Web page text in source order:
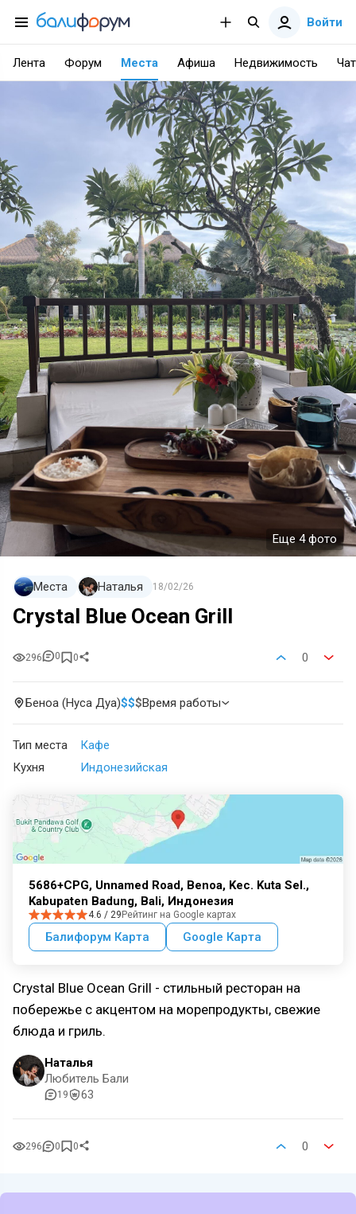
Войти
Лента Форум Места Афиша Недвижимость Чат
Еще 4 фото
Места Наталья 18/02/26
Crystal Blue Ocean Grill
296 0 0 0
Беноа (Нуса Дуа)$$$Время работы
Тип места
Кафе
Кухня
Индонезийская
5686+CPG, Unnamed Road, Benoa, Kec. Kuta Sel.,
Kabupaten Badung, Bali, Индонезия
4.6 / 29 Рейтинг на Google картах
Балифорум Карта Google Карта
Crystal Blue Ocean Grill - стильный ресторан на
побережье с акцентом на морепродукты, свежие
блюда и гриль.
Наталья
Любитель Бали
19 63
296 0 0 0